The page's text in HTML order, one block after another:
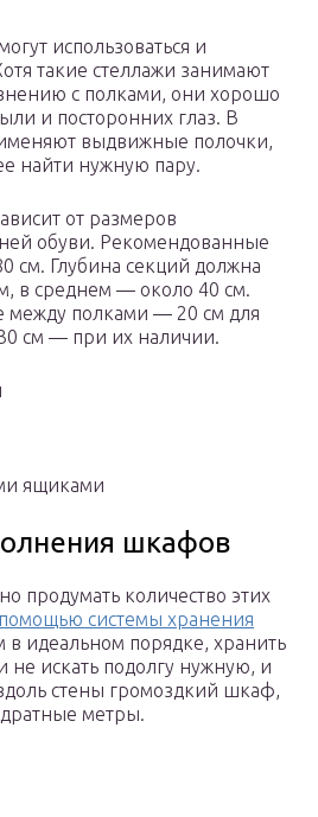
использоваться и
такие стеллажи занимают
с полками, они хорошо
и посторонних глаз. В
выдвижные полочки,
найти нужную пару.
от размеров
обуви. Рекомендованные
см. Глубина секций должна
в среднем — около 40 см.
между полками — 20 см для
см — при их наличии.
ящиками
шкафов
продумать количество этих
помощью системы хранения
в идеальном порядке, хранить
не искать подолгу нужную, и
стены громоздкий шкаф,
метры.